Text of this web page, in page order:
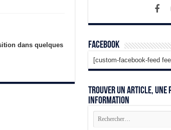
dans quelques
Facebook
[custom-facebook-feed
Trouver un article, une
information